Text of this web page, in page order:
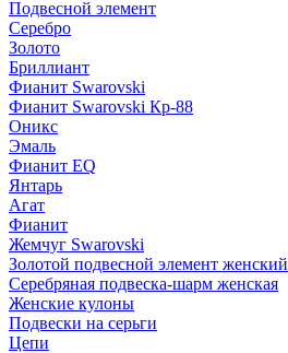
Подвесной элемент
Серебро
Золото
Бриллиант
Фианит Swarovski
Фианит Swarovski Кр-88
Оникс
Эмаль
Фианит EQ
Янтарь
Агат
Фианит
Жемчуг Swarovski
Золотой подвесной элемент женcкий
Серебряная подвеска-шарм женская
Женские кулоны
Подвески на серьги
Цепи